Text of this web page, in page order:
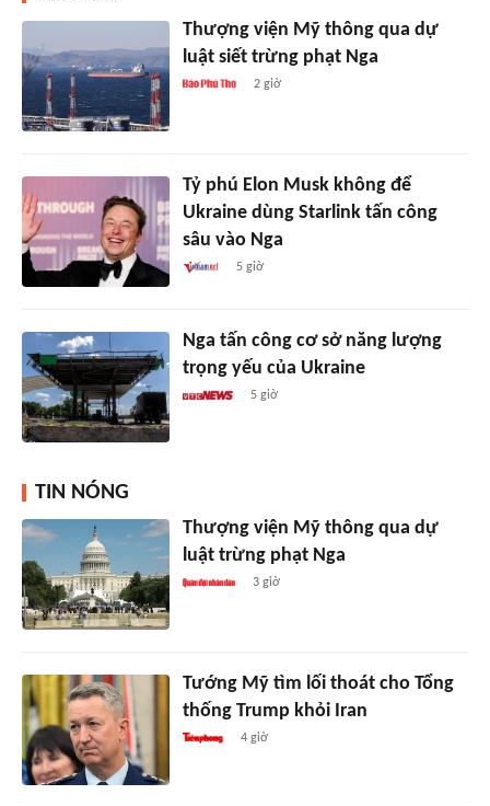
Thượng viện Mỹ thông qua dự
luật siết trừng phạt Nga
2 giờ
Tỷ phú Elon Musk không để
Ukraine dùng Starlink tấn công
sâu vào Nga
5 giờ
Nga tấn công cơ sở năng lượng
trọng yếu của Ukraine
5 giờ
TIN NÓNG
Thượng viện Mỹ thông qua dự
luật trừng phạt Nga
3 giờ
Tướng Mỹ tìm lối thoát cho Tổng
thống Trump khỏi Iran
4 giờ